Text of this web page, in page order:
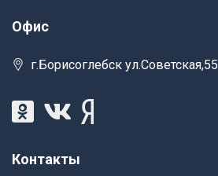
Офис
г.Борисоглебск ул.Советская,55
Контакты